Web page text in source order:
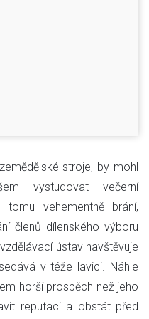
stroje, by mohl
vystudovat večerní
vehementně brání,
členů dílenského výboru
ústav navštěvuje
v téže lavici. Náhle
horší prospěch než jeho
reputaci a obstát před